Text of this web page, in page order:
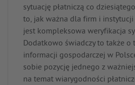
sytuację płatniczą co
to, jak ważna dla firm i instytucji
jest kompleksowa weryfikacja
Dodatkowo świadczy to także o
informacji gospodarczej w
sobie pozycję jednego z
na temat wiarygodności